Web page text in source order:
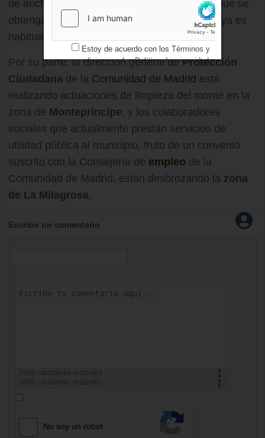
de ancho y dos kilómetros de largo. La leña que se
obtenga se repartirá entre los vecinos, como ya es
habitual.
Por su parte, la dirección general deProtección
Ciudadana de la Comunidad de Madrid está
realizando actuaciones de limpieza del monte en la
zona de Montepríncipe, y los colaboradores
sociales que actualmente prestan servicios de
utilidad pública al municipio, fruto de un convenio
suscrito con la Consejería de empleo de la
Comunidad de Madrid, están desbrozando la zona
de La Milagrosa.
Escribir un comentario
caracteres restantes
caracteres restantes
No soy un robot
Estoy de acuerdo con los Términos y
condicionesy losPolítica de privacidad